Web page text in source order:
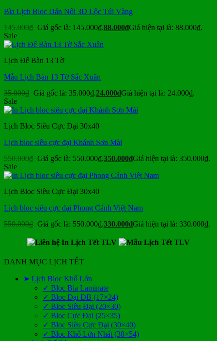
Bìa Lịch Bloc Dán Nổi 3D Lộc Túi Vàng
145.000₫ Giá gốc là: 145.000₫.88.000₫Giá hiện tại là: 88.000₫.
Sale
Lịch Để Bàn 13 Tờ
Mẫu Lịch Bàn 13 Tờ Sắc Xuân
35.000₫ Giá gốc là: 35.000₫.24.000₫Giá hiện tại là: 24.000₫.
Sale
Lịch Bloc Siêu Cực Đại 30x40
Lịch bloc siêu cực đại Khánh Sơn Mài
550.000₫ Giá gốc là: 550.000₫.350.000₫Giá hiện tại là: 350.000₫.
Sale
Lịch Bloc Siêu Cực Đại 30x40
Lịch bloc siêu cực đại Phong Cảnh Việt Nam
550.000₫ Giá gốc là: 550.000₫.330.000₫Giá hiện tại là: 330.000₫.
DANH MỤC LỊCH TẾT
➤ Lịch Bloc Khổ Lớn
✓ Bloc Bìa Laminate
✓ Bloc Đại ĐB (17×24)
✓ Bloc Siêu Đại (20×30)
✓ Bloc Cực Đại (25×35)
✓ Bloc Siêu Cực Đại (30×40)
✓ Bloc Khổ Lớn Nhất (38×54)